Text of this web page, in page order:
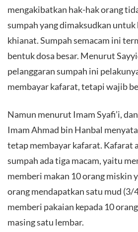
mengakibatkan hak-hak orang
sumpah yang dimaksudkan
khianat. Sumpah semacam ini
bentuk dosa besar. Menurut
pelanggaran sumpah ini
membayar kafarat, tetapi wajib
Namun menurut Imam Syafi’i,
Imam Ahmad bin Hanbal
tetap membayar kafarat. Kafarat
sumpah ada tiga macam, yaitu
memberi makan 10 orang miskin
orang mendapatkan satu mud (3/
memberi pakaian kepada 10
masing satu lembar.